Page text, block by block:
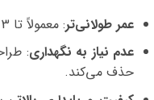
عمر طولانی‌تر: معمولاً تا 3 سال کارایی دارند.
عدم نیاز به نگهداری:
حذف می‌کند.